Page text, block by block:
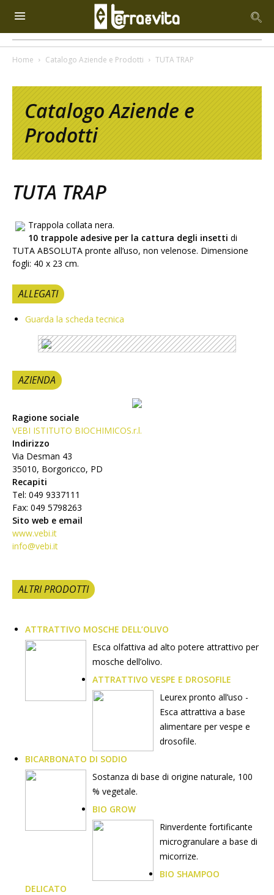
Home Catalogo Aziende e Prodotti TUTA TRAP
Catalogo Aziende e
Prodotti
TUTA TRAP
Trappola collata nera.
10 trappole adesive per la cattura degli insetti di
TUTA ABSOLUTA pronte all’uso, non velenose. Dimensione
fogli: 40 x 23 cm.
ALLEGATI
Guarda la scheda tecnica
AZIENDA
Ragione sociale
VEBI ISTITUTO BIOCHIMICOS.r.l.
Indirizzo
Via Desman 43
35010, Borgoricco, PD
Recapiti
Tel: 049 9337111
Fax: 049 5798263
Sito web e email
www.vebi.it
info@vebi.it
ALTRI PRODOTTI
ATTRATTIVO MOSCHE DELL’OLIVO
Esca olfattiva ad alto potere attrattivo per
mosche dell’olivo.
ATTRATTIVO VESPE E DROSOFILE
Leurex pronto all’uso -
Esca attrattiva a base
alimentare per vespe e
drosofile.
BICARBONATO DI SODIO
Sostanza di base di origine naturale, 100
% vegetale.
BIO GROW
Rinverdente fortificante
microgranulare a base di
micorrize.
BIO SHAMPOO
DELICATO